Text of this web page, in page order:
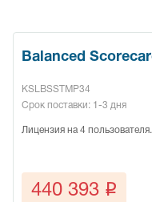
Balanced
KSLBSSTMP34
Срок поставки: 1-3 дня
Лицензия на 4 пользователя.
440 393 q